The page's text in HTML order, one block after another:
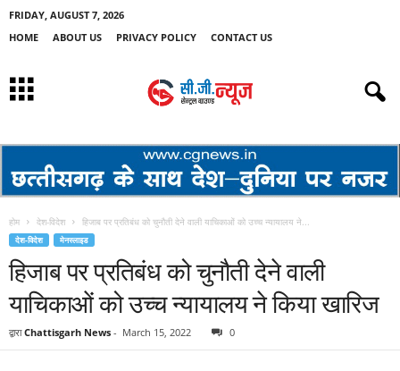
FRIDAY, AUGUST 7, 2026
HOME
ABOUT US PRIVACY POLICY CONTACT US
होम देश-विदेश हिजाब पर प्रतिबंध को चुनौती देने वाली याचिकाओं को उच्च न्यायालय ने...
देश-विदेश मेनस्लाइड
हिजाब पर प्रतिबंध को चुनौती देने वाली
याचिकाओं को उच्च न्यायालय ने किया खारिज
द्वारा Chattisgarh News - March 15, 2022 0